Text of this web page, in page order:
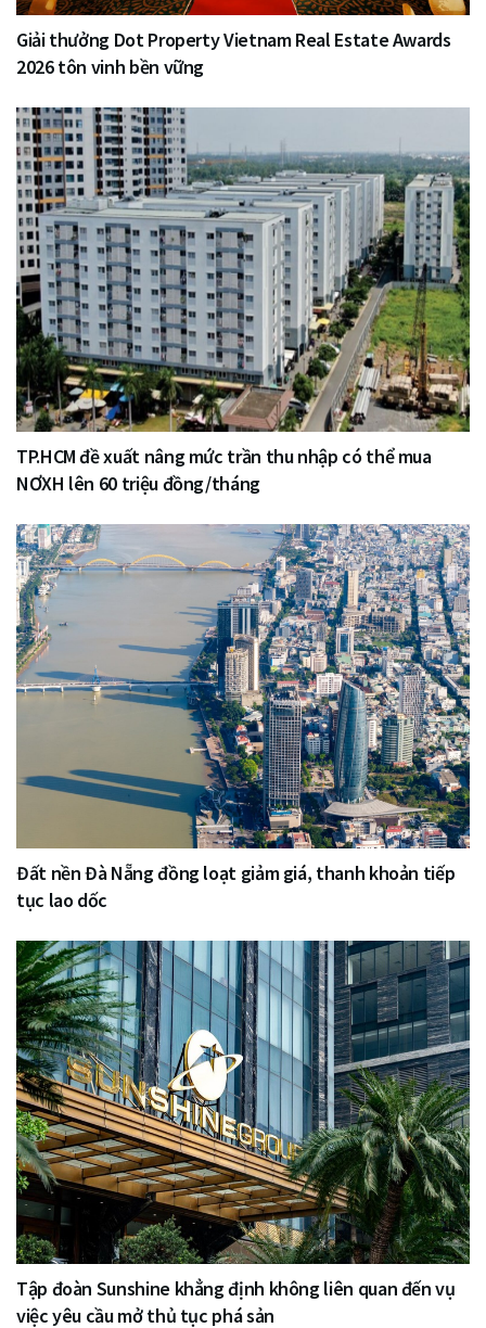
Giải thưởng Dot Property Vietnam Real Estate Awards
2026 tôn vinh bền vững
TP.HCM đề xuất nâng mức trần thu nhập có thể mua
NƠXH lên 60 triệu đồng/tháng
Đất nền Đà Nẵng đồng loạt giảm giá, thanh khoản tiếp
tục lao dốc
Tập đoàn Sunshine khẳng định không liên quan đến vụ
việc yêu cầu mở thủ tục phá sản